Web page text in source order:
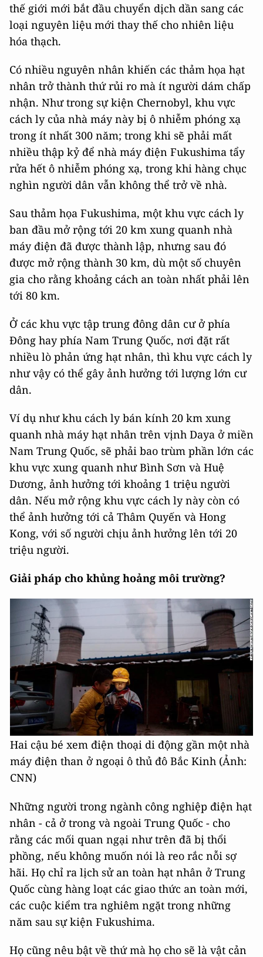
thế giới mới bắt đầu chuyển dịch dần sang các
loại nguyên liệu mới thay thế cho nhiên liệu
hóa thạch.
Có nhiều nguyên nhân khiến các thảm họa hạt
nhân trở thành thứ rủi ro mà ít người dám chấp
nhận. Như trong sự kiện Chernobyl, khu vực
cách ly của nhà máy này bị ô nhiễm phóng xạ
trong ít nhất 300 năm; trong khi sẽ phải mất
nhiều thập kỷ để nhà máy điện Fukushima tẩy
rửa hết ô nhiễm phóng xạ, trong khi hàng chục
nghìn người dân vẫn không thể trở về nhà.
Sau thảm họa Fukushima, một khu vực cách ly
ban đầu mở rộng tới 20 km xung quanh nhà
máy điện đã được thành lập, nhưng sau đó
được mở rộng thành 30 km, dù một số chuyên
gia cho rằng khoảng cách an toàn nhất phải lên
tới 80 km.
Ở các khu vực tập trung đông dân cư ở phía
Đông hay phía Nam Trung Quốc, nơi đặt rất
nhiều lò phản ứng hạt nhân, thì khu vực cách ly
như vậy có thể gây ảnh hưởng tới lượng lớn cư
dân.
Ví dụ như khu cách ly bán kính 20 km xung
quanh nhà máy hạt nhân trên vịnh Daya ở miền
Nam Trung Quốc, sẽ phải bao trùm phần lớn các
khu vực xung quanh như Bình Sơn và Huệ
Dương, ảnh hưởng tới khoảng 1 triệu người
dân. Nếu mở rộng khu vực cách ly này còn có
thể ảnh hưởng tới cả Thâm Quyến và Hong
Kong, với số người chịu ảnh hưởng lên tới 20
triệu người.
Giải pháp cho khủng hoảng môi trường?
Hai cậu bé xem điện thoại di động gần một nhà
máy điện than ở ngoại ô thủ đô Bắc Kinh (Ảnh:
CNN)
Những người trong ngành công nghiệp điện hạt
nhân - cả ở trong và ngoài Trung Quốc - cho
rằng các mối quan ngại như trên đã bị thổi
phồng, nếu không muốn nói là reo rắc nỗi sợ
hãi. Họ chỉ ra lịch sử an toàn hạt nhân ở Trung
Quốc cùng hàng loạt các giao thức an toàn mới,
các cuộc kiểm tra nghiêm ngặt trong những
năm sau sự kiện Fukushima.
Họ cũng nêu bật về thứ mà họ cho sẽ là vật cản